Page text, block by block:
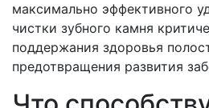
максимально эффективного
чистки зубного камня
поддержания здоровья
предотвращения развития